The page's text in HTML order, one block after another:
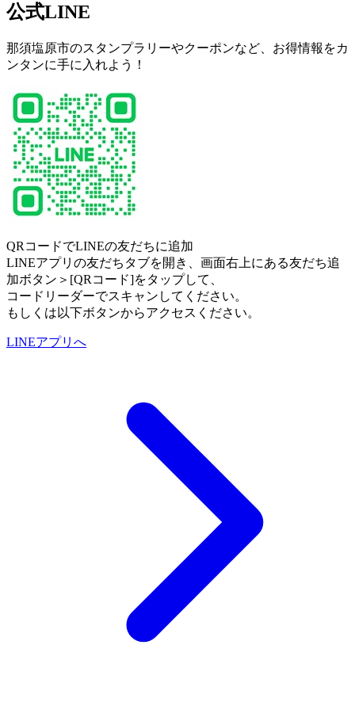
公式LINE
那須塩原市のスタンプラリーやクーポンなど、お得情報をカ
ンタンに手に入れよう！
QRコードでLINEの友だちに追加
LINEアプリの友だちタブを開き、画面右上にある友だち追
加ボタン＞[QRコード]をタップして、
コードリーダーでスキャンしてください。
もしくは以下ボタンからアクセスください。
LINEアプリへ